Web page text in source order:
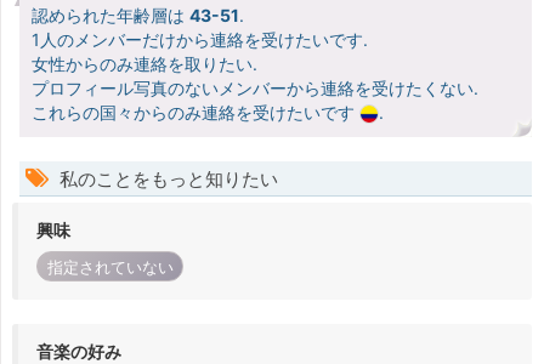
認められた年齢層は 43-51.
1人のメンバーだけから連絡を受けたいです.
女性からのみ連絡を取りたい.
プロフィール写真のないメンバーから連絡を受けたくない.
これらの国々からのみ連絡を受けたいです
.
私のことをもっと知りたい
興味
指定されていない
音楽の好み